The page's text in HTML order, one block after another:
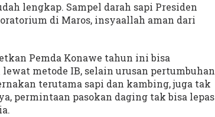
lengkap. Sampel darah sapi Presiden
di Maros, insyaallah aman dari
Pemda Konawe tahun ini bisa
metode IB, selain urusan pertumbuhan
terutama sapi dan kambing, juga tak
permintaan pasokan daging tak bisa lepas